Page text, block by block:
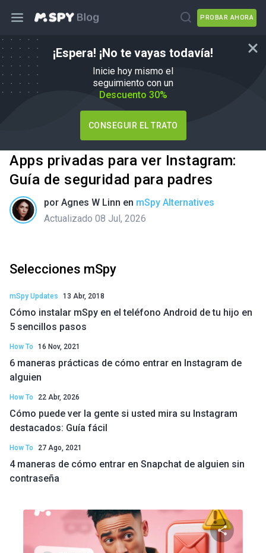
PROBAR AHORA
¡Espera! ¡No te vayas todavía!
Inicie hoy mismo el
seguimiento con un
Descuento 30%
CONSEGUIR EL TRATO
Apps privadas para ver Instagram:
Guía de seguridad para padres
por Agnes W Linn en mSpy Alternatives
Actualizado 08 Jul, 2026
Selecciones mSpy
mSpy Updates 13 Abr, 2018
Cómo instalar mSpy en el teléfono Android de tu hijo en
5 sencillos pasos
How To 16 Nov, 2021
6 maneras prácticas de cómo entrar en Instagram de
alguien
How To 22 Abr, 2026
Cómo puede ver la gente si usted mira su Instagram
destacados: Guía fácil
How To 27 Ago, 2021
4 maneras de cómo entrar en Snapchat de alguien sin
contraseña